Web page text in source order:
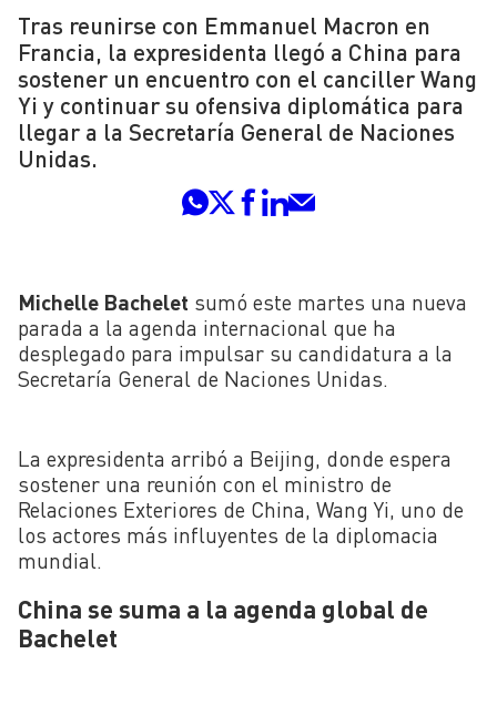
Tras reunirse con Emmanuel Macron en
Francia, la expresidenta llegó a China para
sostener un encuentro con el canciller Wang
Yi y continuar su ofensiva diplomática para
llegar a la Secretaría General de Naciones
Unidas.
Michelle Bachelet sumó este martes una nueva
parada a la agenda internacional que ha
desplegado para impulsar su candidatura a la
Secretaría General de Naciones Unidas.
La expresidenta arribó a Beijing, donde espera
sostener una reunión con el ministro de
Relaciones Exteriores de China, Wang Yi, uno de
los actores más influyentes de la diplomacia
mundial.
China se suma a la agenda global de
Bachelet